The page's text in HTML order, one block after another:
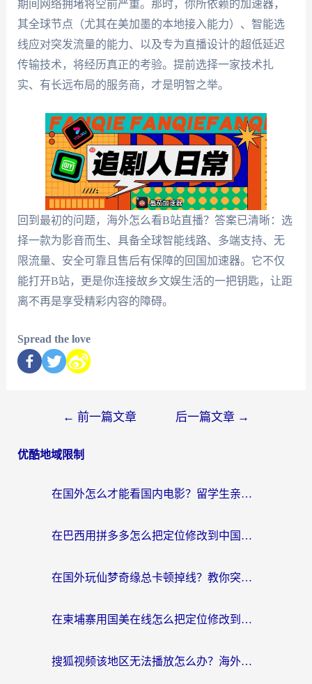
期间网络拥堵将空前严重。那时，你所依赖的加速器，
其全球节点（尤其在美加墨的本地接入能力）、智能选
线应对突发流量的能力、以及专为直播设计的超低延迟
传输技术，将经历真正的考验。提前选择一家技术扎
实、有长远布局的服务商，才是明智之举。
回到最初的问题，海外怎么看B站直播？答案已清晰：选
择一款为影音而生、具备全球智能线路、多端支持、无
限流量、安全可靠且售后有保障的回国加速器。它不仅
能打开B站，更是你连接故乡文娱生活的一把钥匙，让距
离不再是享受精彩内容的障碍。
Spread the love
← 前一篇文章 后一篇文章 →
优酷地域限制
在国外怎么才能看国内电影？留学生亲测有效的地域限制突破指南
在巴西用拼多多怎么把定位修改到中国国内？3步解决海外党痛点，附芒果TV伊对可用攻略
在国外玩仙梦奇缘总卡顿掉线？教你突破限制+搞定追剧查诉讼的实用攻略
在柬埔寨用国美在线怎么把定位修改到中国国内？3个海外生活痛点一次解决
搜狐视频该地区无法播放怎么办？海外党亲测有效的回国加速指南